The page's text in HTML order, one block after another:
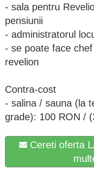
- sala pentru
pensiunii
- administratorul
- se poate face
revelion
Contra-cost
- salina / sauna (la
grade): 100 RON /
Cereti oferta